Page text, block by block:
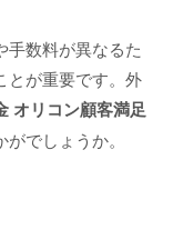
手数料が異なるた
とが重要です。外
オリコン顧客満足
でしょうか。